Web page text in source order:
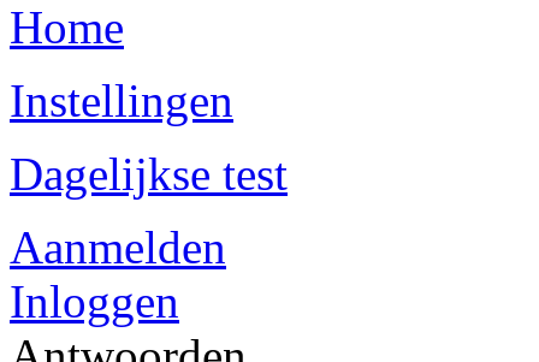
Home
Instellingen
Dagelijkse test
Aanmelden
Inloggen